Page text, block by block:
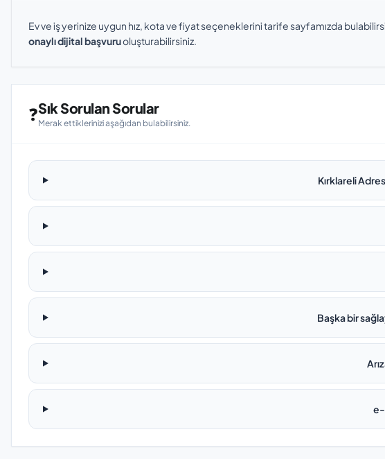
Ev ve iş yerinize uygun hız, kota ve fiyat seçeneklerini tarife sayfamızda
onaylı dijital başvuruoluşturabilirsiniz.
❓Sık Sorulan Sorular
Merak ettiklerinizi aşağıdan bulabilirsiniz.
Kırklareli
Başka bir
e-